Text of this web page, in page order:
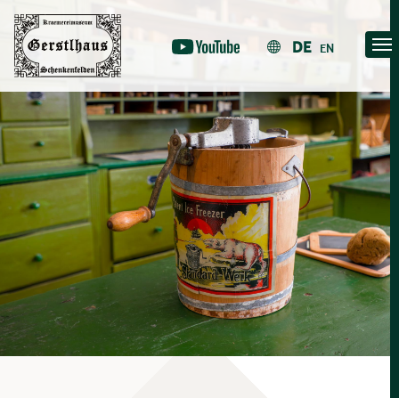
Skip
content
DE EN